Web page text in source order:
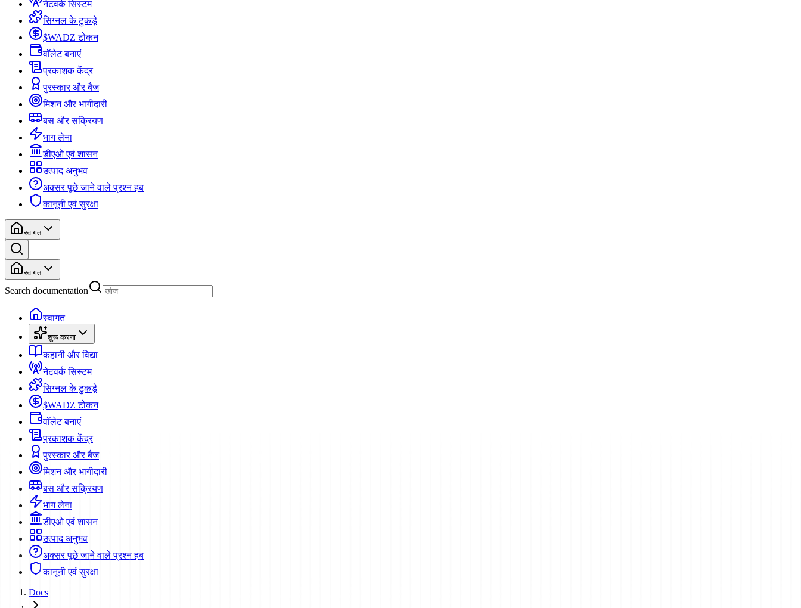
नेटवर्क सिस्टम
सिग्नल के टुकड़े
$WADZ टोकन
वॉलेट बनाएं
प्रकाशक केंद्र
पुरस्कार और बैज
मिशन और भागीदारी
बस और सक्रियण
भाग लेना
डीएओ एवं शासन
उत्पाद अनुभव
अक्सर पूछे जाने वाले प्रश्न हब
कानूनी एवं सुरक्षा
स्वागत
स्वागत
Search documentation
स्वागत
शुरू करना
कहानी और विद्या
नेटवर्क सिस्टम
सिग्नल के टुकड़े
$WADZ टोकन
वॉलेट बनाएं
प्रकाशक केंद्र
पुरस्कार और बैज
मिशन और भागीदारी
बस और सक्रियण
भाग लेना
डीएओ एवं शासन
उत्पाद अनुभव
अक्सर पूछे जाने वाले प्रश्न हब
कानूनी एवं सुरक्षा
Docs